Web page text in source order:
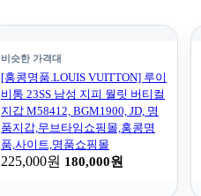
비슷한 가격대
[홍콩명품.LOUIS VUITTON] 루이
비통 23SS 남성 지피 월릿 버티컬
지갑 M58412, BGM1900, JD, 명
품지갑,무브타임쇼핑몰,홍콩명
품,사이트,명품쇼핑몰
225,000원 180,000원